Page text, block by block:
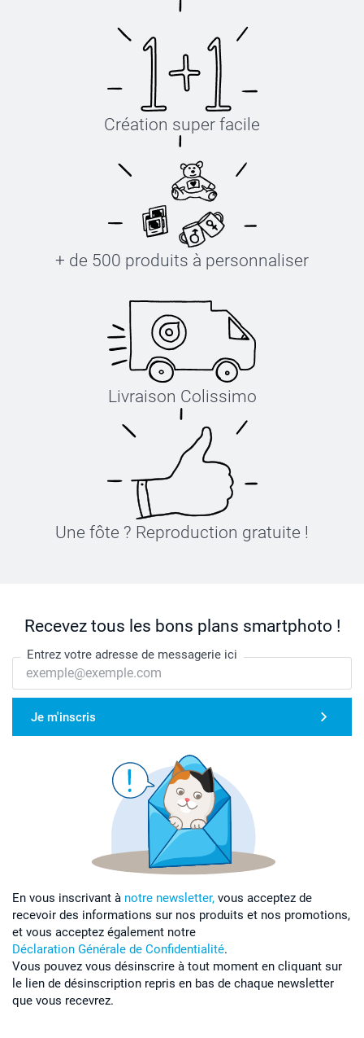
Création super facile
+ de 500 produits à personnaliser
Livraison Colissimo
Une fôte ? Reproduction gratuite !
Recevez tous les bons plans smartphoto !
Entrez votre adresse de messagerie ici
Je m'inscris
En vous inscrivant à notre newsletter, vous acceptez de
recevoir des informations sur nos produits et nos promotions,
et vous acceptez également notre
Déclaration Générale de Confidentialité.
Vous pouvez vous désinscrire à tout moment en cliquant sur
le lien de désinscription repris en bas de chaque newsletter
que vous recevrez.